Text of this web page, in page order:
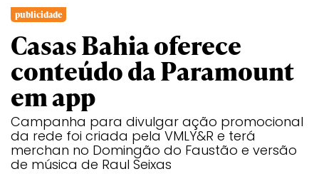
publicidade
Casas Bahia oferece
conteúdo da Paramount
em app
Campanha para divulgar ação promocional
da rede foi criada pela VMLY&R e terá
merchan no Domingão do Faustão e versão
de música de Raul Seixas